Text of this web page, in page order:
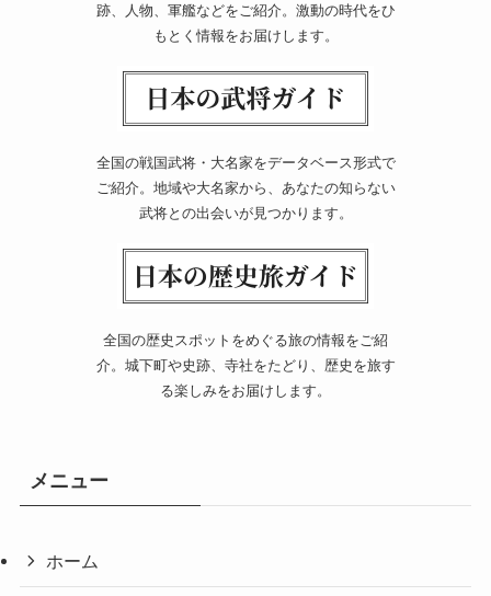
跡、人物、軍艦などをご紹介。激動の時代をひ
もとく情報をお届けします。
全国の戦国武将・大名家をデータベース形式で
ご紹介。地域や大名家から、あなたの知らない
武将との出会いが見つかります。
全国の歴史スポットをめぐる旅の情報をご紹
介。城下町や史跡、寺社をたどり、歴史を旅す
る楽しみをお届けします。
メニュー
ホーム